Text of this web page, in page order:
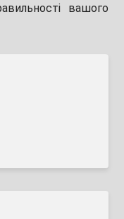
вашого